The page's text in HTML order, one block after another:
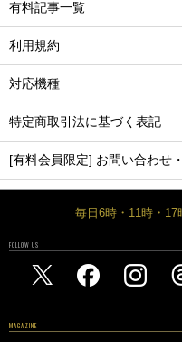
有料記事一覧
利用規約
対応機種
特定商取引法に基づく表記
[有料会員限定] お問い合わせ
毎日6時・11時・
FOLLOW US
MAGAZINE